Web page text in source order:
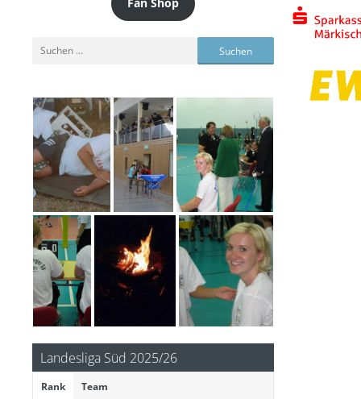
Fan Shop
Suchen
Landesliga Süd 2025/26
Rank Team